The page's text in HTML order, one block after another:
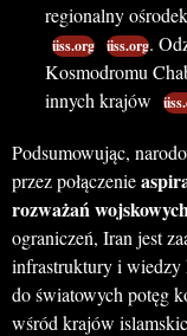
regionalny
iiss.org iiss.org.
Kosmodromu
innych krajów
Podsumowując,
przez połączenie
rozważań
ograniczeń, Iran jest
infrastruktury i wiedzy
do światowych potęg
wśród krajów